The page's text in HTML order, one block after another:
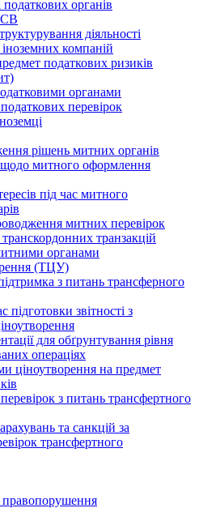
податкових органів
діяльності
компаній
податкових ризиків
органами
перевірок
рішень митних органів
митного оформлення
під час митного
митних перевірок
транзакцій
органами
(ТЦУ)
з питань трансферного
підготовки звітності з
для обґрунтування рівня
операціях
ціноутворення на предмет
з питань трансфертного
та санкцій за
трансфертного
правопорушення